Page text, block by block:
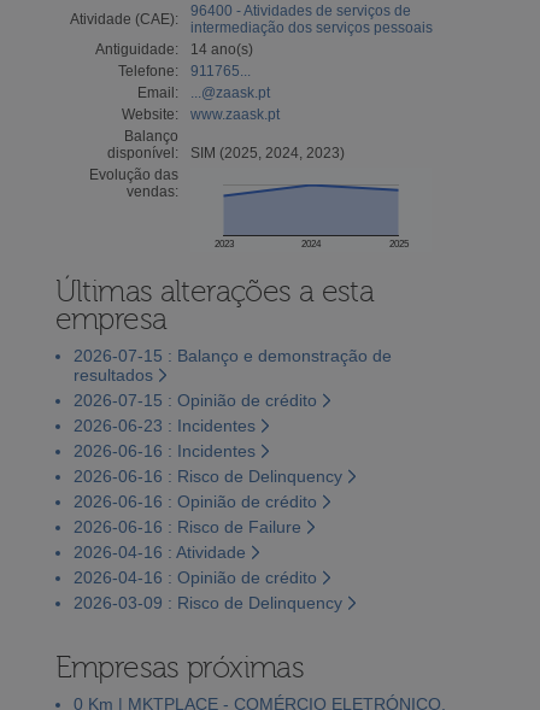
Atividade (CAE):
96400 - Atividades de serviços de
intermediação dos serviços pessoais
Antiguidade:
14 ano(s)
Telefone:
911765...
Email:
...@zaask.pt
Website:
www.zaask.pt
Balanço
disponível:
SIM (2025, 2024, 2023)
Evolução das
vendas:
2023 2024 2025
Últimas alterações a esta
empresa
2026-07-15 : Balanço e demonstração de
resultados
2026-07-15 : Opinião de crédito
2026-06-23 : Incidentes
2026-06-16 : Incidentes
2026-06-16 : Risco de Delinquency
2026-06-16 : Opinião de crédito
2026-06-16 : Risco de Failure
2026-04-16 : Atividade
2026-04-16 : Opinião de crédito
2026-03-09 : Risco de Delinquency
Empresas próximas
0 Km | MKTPLACE - COMÉRCIO ELETRÓNICO,